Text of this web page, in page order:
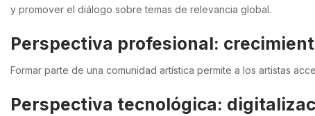
y promover el diálogo sobre temas de relevancia global.
Perspectiva profesional:
Formar parte de una comunidad artística permite a los artistas
Perspectiva tecnológica: